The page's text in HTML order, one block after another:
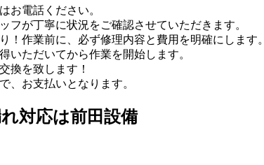
お電話ください。
フが丁寧に状況をご確認させていただきます。
！作業前に、必ず修理内容と費用を明確にします。
いただいてから作業を開始します。
換を致します！
、お支払いとなります。
対応は前田設備